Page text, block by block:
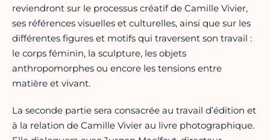
reviendront sur le processus créatif de Camille Vivier,
ses références visuelles et culturelles, ainsi que sur les
différentes figures et motifs qui traversent son travail :
le corps féminin, la sculpture, les objets
anthropomorphes ou encore les tensions entre
matière et vivant.
La seconde partie sera consacrée au travail d’édition et
à la relation de Camille Vivier au livre photographique.